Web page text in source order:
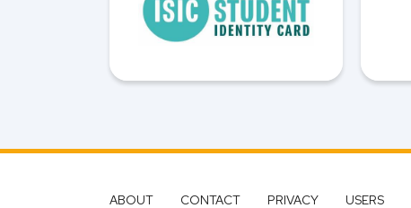
ABOUT CONTACT PRIVACY USERS